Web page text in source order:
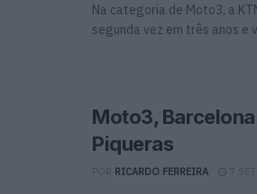
Na categoria de Moto3, a
segunda vez em três anos e
Moto3,
Piqueras
RICARDO FERREIRA 7